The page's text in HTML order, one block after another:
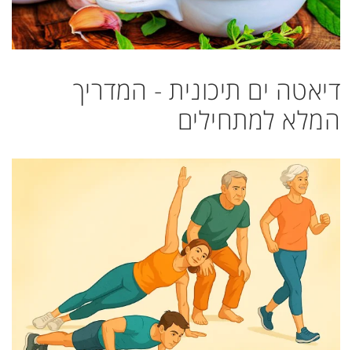
דיאטה ים תיכונית - המדריך
המלא למתחילים